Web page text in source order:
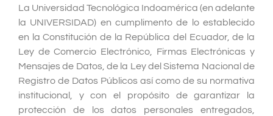
La Universidad Tecnológica Indoamérica (en adelante
la UNIVERSIDAD) en cumplimento de lo establecido
en la Constitución de la República del Ecuador, de la
Ley de Comercio Electrónico, Firmas Electrónicas y
Mensajes de Datos, de la Ley del Sistema Nacional de
Registro de Datos Públicos así como de su normativa
institucional, y con el propósito de garantizar la
protección de los datos personales entregados,